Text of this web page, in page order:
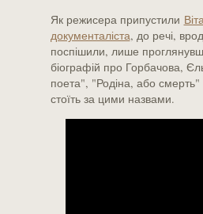
Як режисера припустили
документаліста, до речі,
поспішили, лише
біографій про Горбачова,
поета", "Родіна, або
стоїть за цими назвами.